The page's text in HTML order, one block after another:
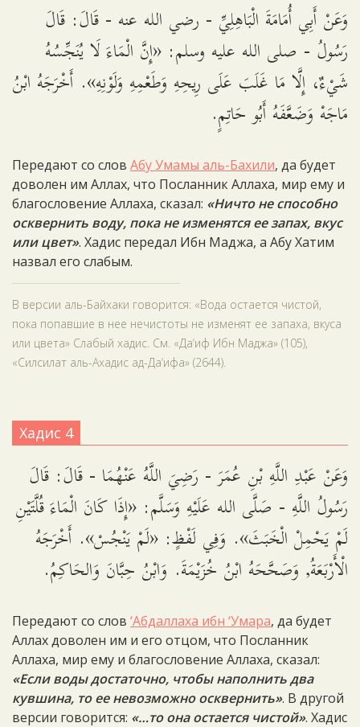
وَعَنْ أَبِي أُمَامَةَ الْبَاهِلِيِّ - رضي الله عنه - قَالَ: قَالَ
رَسُولُ - صلى الله عليه وسلم: «إِنَّ الْمَاءَ لَا يُنَجِّسُهُ
شَيْءٌ، إِلَّا مَا غَلَبَ عَلَى رِيحِهِ وَطَعْمِهِ وَلَوْنِهِ». أَخْرَجَهُ ابْنُ
مَاجَهْ وَضَعَّفَهُ أَبُو حَاتِمٍ.
Передают со слов Абу Умамы аль-Бахили, да будет
доволен им Аллах, что Посланник Аллаха, мир ему и
благословение Аллаха, сказал: «Ничто не способно
осквернить воду, пока не изменятся ее запах, вкус
или цвет». Хадис передал Ибн Маджа, а Абу Хатим
назвал его слабым.
В версии аль-Байхаки говорится: «Вода остается чистой,
пока попавшие в нее нечистоты не изменят ее запаха, вкуса
или цвета» Слабый хадис. См. «Да‘иф Ибн Маджа» (105),
«Силсилат аль-Ахадис ад-Да‘ифа» (2644).
Хадис 4
وَعَنْ عَبْدِ اللَّهِ بْنِ عُمَرَ - رَضِيَ اللَّهُ عَنْهُمَا - قَالَ: قَالَ
رَسُولُ اللَّهِ - صَلَّى الله عَلَيْهِ وَسَلَّم: «إِذَا كَانَ الْمَاءَ قُلَّتَيْنِ
لَمْ يَحْمِلْ الْخَبَثَ». وَفِي لَفْظٍ: «لَمْ يَنْجُسْ». أَخْرَجَهُ
الْأَرْبَعَةُ, وَصَحَّحَهُ ابْنُ خُزَيْمَةَ. وَابْنُ حِبَّانَ وَالحَاكِمُ.
Передают со слов ‘Абдаллаха ибн ‘Умара, да будет
Аллах доволен им и его отцом, что Посланник
Аллаха, мир ему и благословение Аллаха, сказал:
«Если воды достаточно, чтобы наполнить два
кувшина, то ее невозможно осквернить». В другой
версии говорится: «…то она остается чистой». Хадис